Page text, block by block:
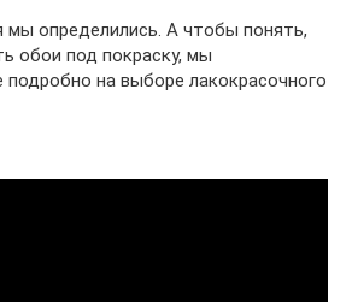
определились. А чтобы понять,
обои под покраску, мы
подробно на выборе лакокрасочного